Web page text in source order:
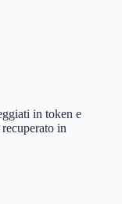
in token e
in